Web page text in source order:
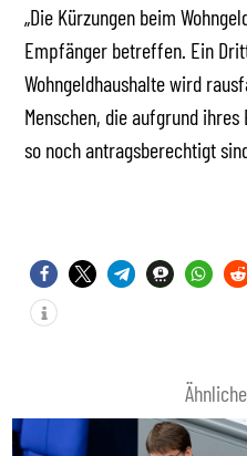
„Die Kürzungen beim
Empfänger betreffen. Ein
Wohngeldhaushalte wird
Menschen, die aufgrund
so noch antragsberechtigt